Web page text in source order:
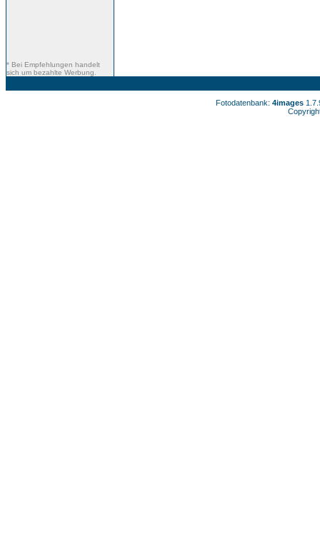
* Bei Empfehlungen handelt
sich um bezahlte Werbung.
Fotodatenbank: 4images